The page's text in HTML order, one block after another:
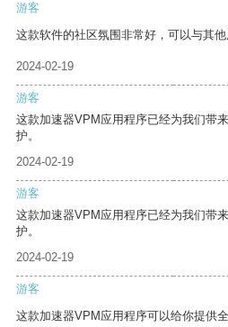
游客
这款软件的社区氛围非常好，可以与其他
2024-02-19
游客
这款加速器VPM应用程序已经为我们带
护。
2024-02-19
游客
这款加速器VPM应用程序已经为我们带
护。
2024-02-19
游客
这款加速器VPM应用程序可以给你提供